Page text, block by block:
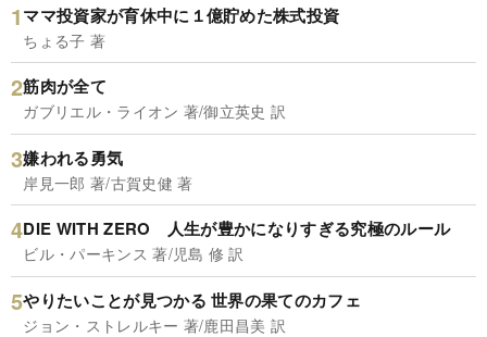
ママ投資家が育休中に１億貯めた株式投資
ちょる子 著
筋肉が全て
ガブリエル・ライオン 著/御立英史 訳
嫌われる勇気
岸見一郎 著/古賀史健 著
DIE WITH ZERO 人生が豊かになりすぎる究極のルール
ビル・パーキンス 著/児島 修 訳
やりたいことが見つかる 世界の果てのカフェ
ジョン・ストレルキー 著/鹿田昌美 訳